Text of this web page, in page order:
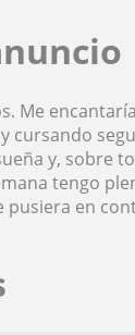
Me
cursando
y, sobre
tengo
pusiera en